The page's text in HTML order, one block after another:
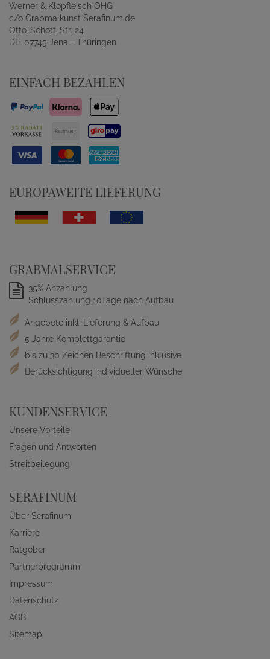
Werner & Klopfleisch OHG
c/o Grabmalkunst Serafinum.de
Otto-Schott-Str. 24
DE-07745 Jena - Thüringen
EINFACH BEZAHLEN
EUROPAWEITE LIEFERUNG
GRABMALSERVICE
35% Anzahlung
Schlusszahlung 10Tage nach Aufbau
Angebote inkl. Lieferung & Aufbau
5 Jahre Komplettgarantie
bis zu 30 Zeichen Beschriftung inklusive
Berücksichtigung individueller Wünsche
KUNDENSERVICE
Unsere Vorteile
Fragen und Antworten
Streitbeilegung
SERAFINUM
Über Serafinum
Karriere
Ratgeber
Partnerprogramm
Impressum
Datenschutz
AGB
Sitemap